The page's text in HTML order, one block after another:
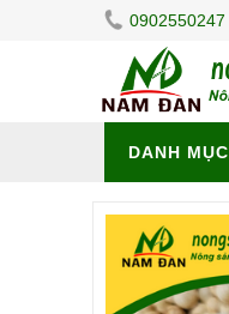
0902550247
DANH MỤC